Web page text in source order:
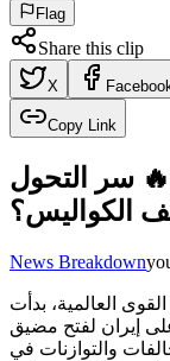
Flag
Share this clip
X
Copy Link
سر التحول
الكواليس؟
News Breakdown
العالمية، بدأت
إيران لفتح مضيق
والتوازنات في